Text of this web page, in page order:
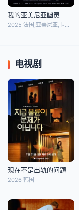
我的亚美尼亚幽灵
2025 法国,亚美尼亚,卡塔尔
电视剧
现在不是出轨的问题
2026 韩国